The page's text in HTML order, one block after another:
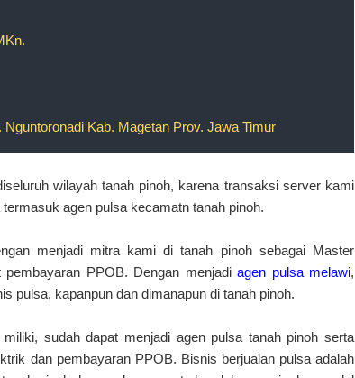
Kab. Magetan Prov. Jawa Timur
wilayah tanah pinoh, karena transaksi server kami
agen pulsa kecamatn tanah pinoh.
menjadi mitra kami di tanah pinoh sebagai Master
PPOB. Dengan menjadi agen pulsa melawi,
pulsa, kapanpun dan dimanapun di tanah pinoh.
sudah dapat menjadi agen pulsa tanah pinoh serta
dan pembayaran PPOB. Bisnis berjualan pulsa adalah